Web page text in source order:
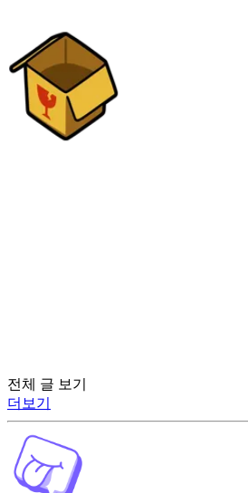
전체 글 보기
더보기